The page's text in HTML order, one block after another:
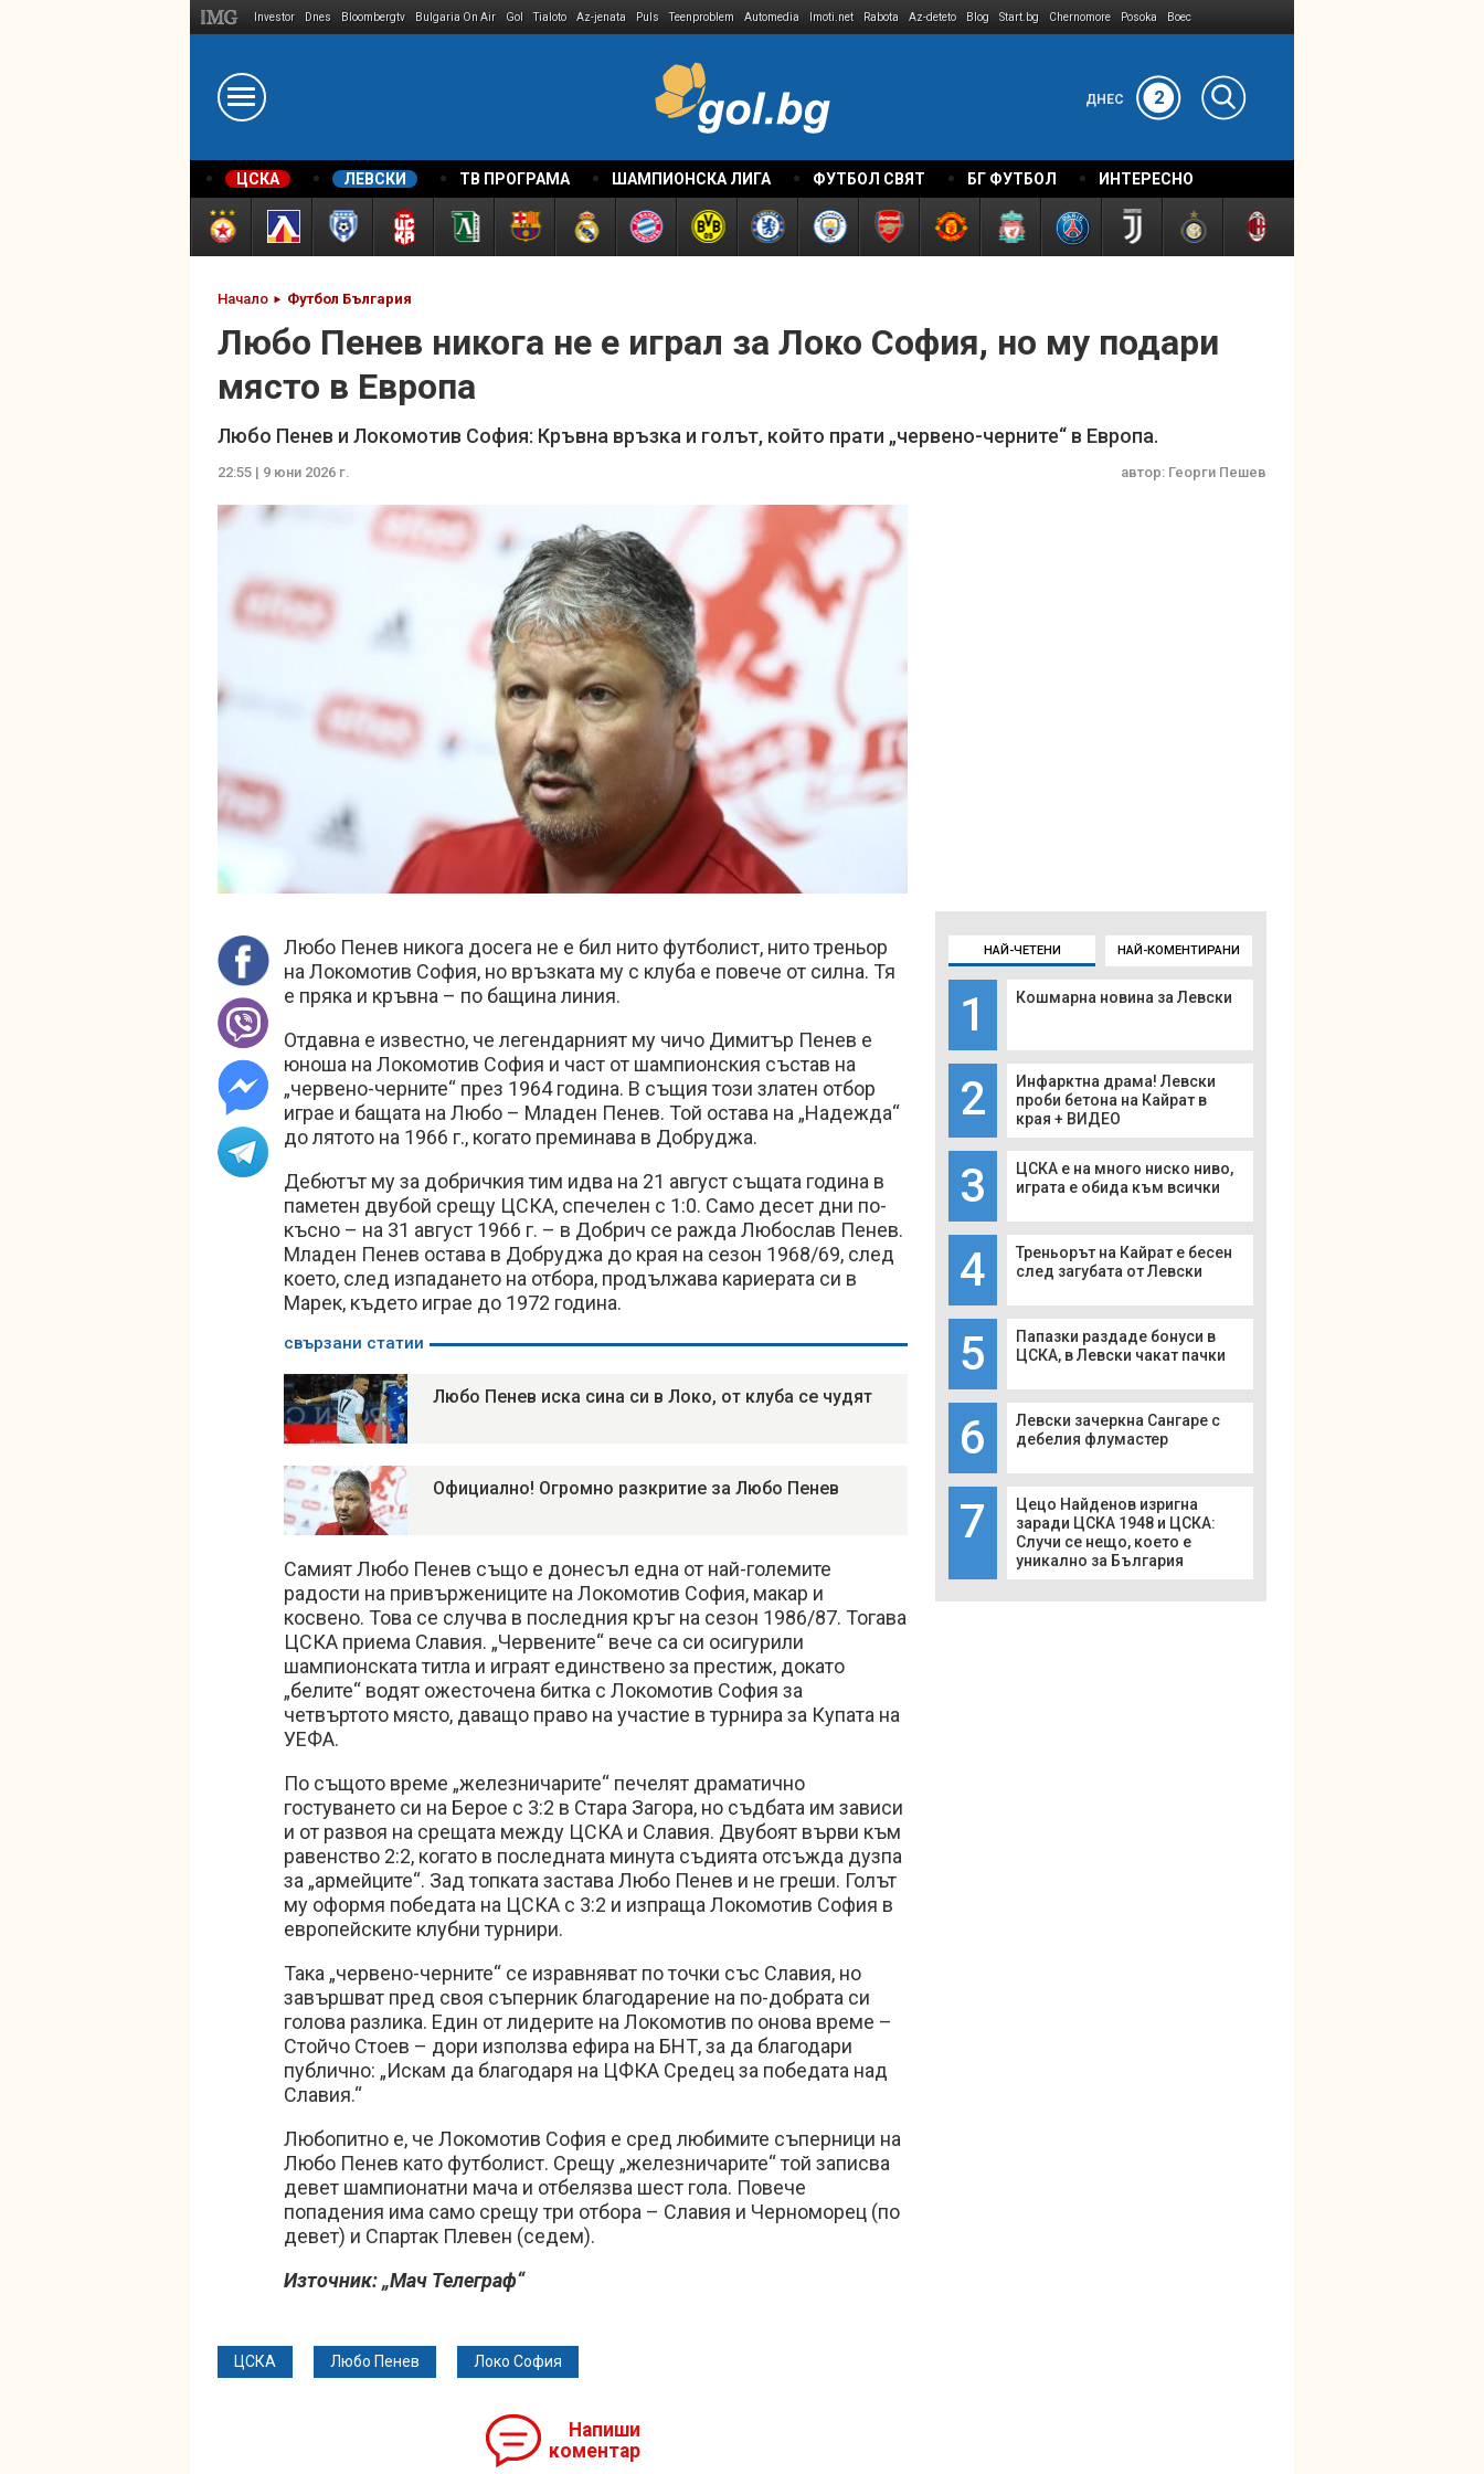
Investor Dnes Bloombergtv Bulgaria On Air Gol Tialoto Az-jenata Puls Teenproblem Automedia Imoti.net Rabota Az-deteto Blog Start.bg Chernomore Posoka Boec
ДНЕС 2
ЦСКА ЛЕВСКИ ТВ ПРОГРАМА ШАМПИОНСКА ЛИГА ФУТБОЛ СВЯТ БГ ФУТБОЛ ИНТЕРЕСНО
Начало Футбол България
Любо Пенев никога не е играл за Локо София, но му подари
място в Европа
Любо Пенев и Локомотив София: Кръвна връзка и голът, който прати „червено-черните“ в Европа.
22:55 | 9 юни 2026 г. автор: Георги Пешев
Любо Пенев никога досега не е бил нито футболист, нито треньор
на Локомотив София, но връзката му с клуба е повече от силна. Тя
е пряка и кръвна – по бащина линия.
Отдавна е известно, че легендарният му чичо Димитър Пенев е
юноша на Локомотив София и част от шампионския състав на
„червено-черните“ през 1964 година. В същия този златен отбор
играе и бащата на Любо – Младен Пенев. Той остава на „Надежда“
до лятото на 1966 г., когато преминава в Добруджа.
Дебютът му за добричкия тим идва на 21 август същата година в
паметен двубой срещу ЦСКА, спечелен с 1:0. Само десет дни по-
късно – на 31 август 1966 г. – в Добрич се ражда Любослав Пенев.
Младен Пенев остава в Добруджа до края на сезон 1968/69, след
което, след изпадането на отбора, продължава кариерата си в
Марек, където играе до 1972 година.
свързани статии
Любо Пенев иска сина си в Локо, от клуба се чудят
Официално! Огромно разкритие за Любо Пенев
Самият Любо Пенев също е донесъл една от най-големите
радости на привържениците на Локомотив София, макар и
косвено. Това се случва в последния кръг на сезон 1986/87. Тогава
ЦСКА приема Славия. „Червените“ вече са си осигурили
шампионската титла и играят единствено за престиж, докато
„белите“ водят ожесточена битка с Локомотив София за
четвъртото място, даващо право на участие в турнира за Купата на
УЕФА.
По същото време „железничарите“ печелят драматично
гостуването си на Берое с 3:2 в Стара Загора, но съдбата им зависи
и от развоя на срещата между ЦСКА и Славия. Двубоят върви към
равенство 2:2, когато в последната минута съдията отсъжда дузпа
за „армейците“. Зад топката застава Любо Пенев и не греши. Голът
му оформя победата на ЦСКА с 3:2 и изпраща Локомотив София в
европейските клубни турнири.
Така „червено-черните“ се изравняват по точки със Славия, но
завършват пред своя съперник благодарение на по-добрата си
голова разлика. Един от лидерите на Локомотив по онова време –
Стойчо Стоев – дори използва ефира на БНТ, за да благодари
публично: „Искам да благодаря на ЦФКА Средец за победата над
Славия.“
Любопитно е, че Локомотив София е сред любимите съперници на
Любо Пенев като футболист. Срещу „железничарите“ той записва
девет шампионатни мача и отбелязва шест гола. Повече
попадения има само срещу три отбора – Славия и Черноморец (по
девет) и Спартак Плевен (седем).
Източник: „Мач Телеграф“
ЦСКА Любо Пенев Локо София
Напиши
коментар
НАЙ-ЧЕТЕНИ НАЙ-КОМЕНТИРАНИ
1 Кошмарна новина за Левски
2
Инфарктна драма! Левски
проби бетона на Кайрат в
края + ВИДЕО
3
ЦСКА е на много ниско ниво,
играта е обида към всички
4
Треньорът на Кайрат е бесен
след загубата от Левски
5
Папазки раздаде бонуси в
ЦСКА, в Левски чакат пачки
6
Левски зачеркна Сангаре с
дебелия флумастер
7
Цецо Найденов изригна
заради ЦСКА 1948 и ЦСКА:
Случи се нещо, което е
уникално за България